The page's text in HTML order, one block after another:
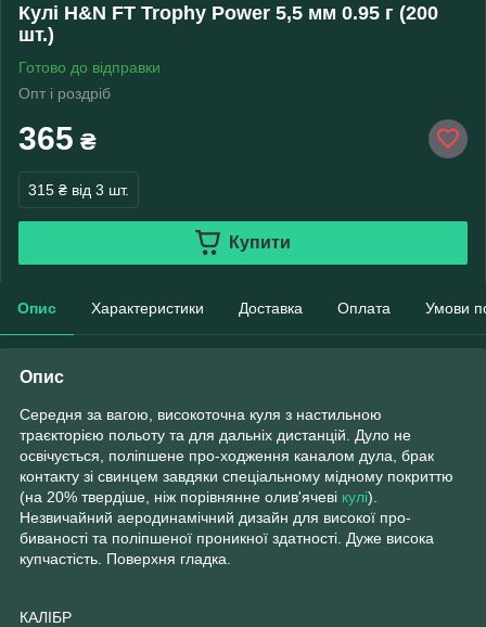
Кулі H&N FT Trophy Power 5,5 мм 0.95 г (200
шт.)
Готово до відправки
Опт і роздріб
365 ₴
315 ₴ від 3 шт.
Купити
Опис Характеристики Доставка Оплата Умови
Опис
Середня за вагою, високоточна куля з настильною
траєкторією польоту та для дальніх дистанцій. Дуло не
освічується, поліпшене про-ходження каналом дула, брак
контакту зі свинцем завдяки спеціальному мідному покриттю
(на 20% твердіше, ніж порівнянне олив'ячеві кулі).
Незвичайний аеродинамічний дизайн для високої про-
биваності та поліпшеної проникної здатності. Дуже висока
купчастість. Поверхня гладка.
КАЛІБР